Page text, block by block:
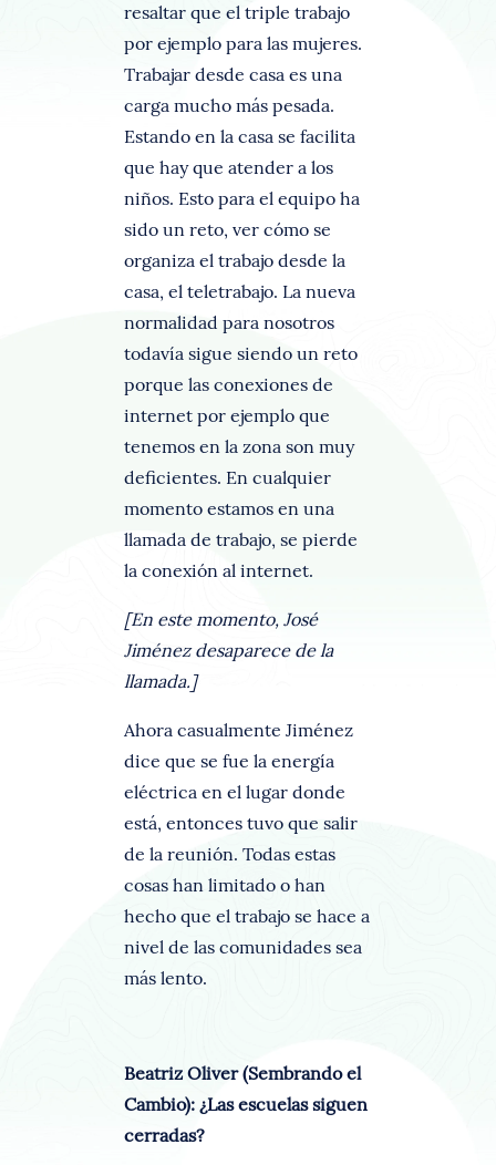
resaltar que el triple trabajo
por ejemplo para las mujeres.
Trabajar desde casa es una
carga mucho más pesada.
Estando en la casa se facilita
que hay que atender a los
niños. Esto para el equipo ha
sido un reto, ver cómo se
organiza el trabajo desde la
casa, el teletrabajo. La nueva
normalidad para nosotros
todavía sigue siendo un reto
porque las conexiones de
internet por ejemplo que
tenemos en la zona son muy
deficientes. En cualquier
momento estamos en una
llamada de trabajo, se pierde
la conexión al internet.
[En este momento, José
Jiménez desaparece de la
llamada.]
Ahora casualmente Jiménez
dice que se fue la energía
eléctrica en el lugar donde
está, entonces tuvo que salir
de la reunión. Todas estas
cosas han limitado o han
hecho que el trabajo se hace a
nivel de las comunidades sea
más lento.
Beatriz Oliver (Sembrando el
Cambio): ¿Las escuelas siguen
cerradas?